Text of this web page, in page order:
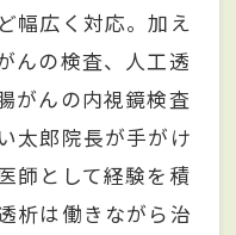
幅広く対応。加え
んの検査、人工透
がんの内視鏡検査
太郎院長が手がけ
師として経験を積
析は働きながら治